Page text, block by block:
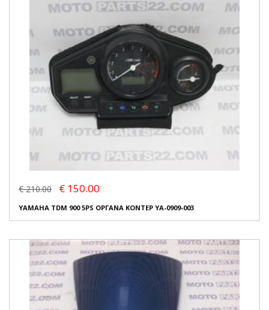
€ 210.00 € 150.00
YAMAHA TDM 900 5PS ΟΡΓΑΝΑ ΚΟΝΤΕΡ YA-0909-003